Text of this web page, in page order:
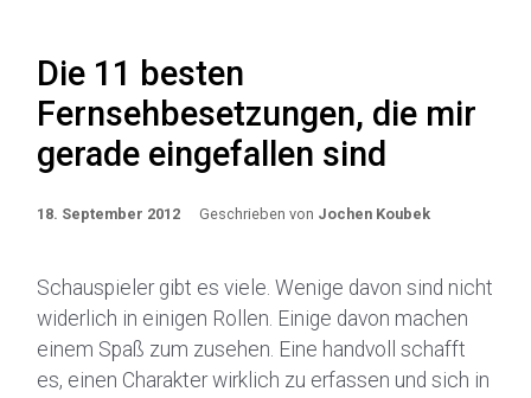
Die 11 besten
Fernsehbesetzungen, die mir
gerade eingefallen sind
18. September 2012 Geschrieben von Jochen Koubek
Schauspieler gibt es viele. Wenige davon sind nicht
widerlich in einigen Rollen. Einige davon machen
einem Spaß zum zusehen. Eine handvoll schafft
es, einen Charakter wirklich zu erfassen und sich in